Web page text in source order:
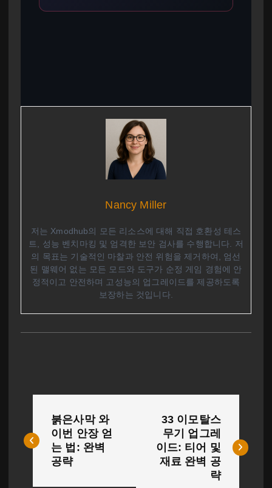
Nancy Miller
저는 Xmodhub의 모든 리소스에 대해 직접 호환성 테스
트, 성능 벤치마킹 및 엄격한 보안 검사를 수행합니다. 저
의 목표는 기술적인 마찰과 안전 위험을 제거하여, 엄선
된 맬웨어 없는 모든 모드와 도구가 순정 게임 경험에 안
정적이고 안전하며 고성능의 업그레이드를 제공하도록
보장하는 것입니다.
탐
색
붉은사막 와
이번 안장 얻
는 법: 완벽
공략
33 이모탈스
무기 업그레
이드: 티어 및
재료 완벽 공
략